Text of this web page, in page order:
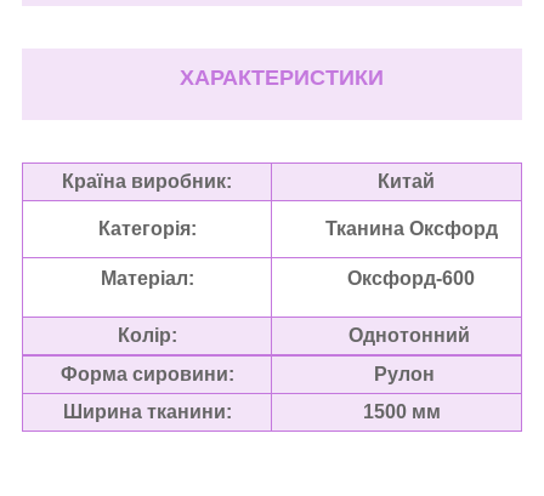
ХАРАКТЕРИСТИКИ
Країна виробник: Китай
Категорія: Тканина Оксфорд
Матеріал: Оксфорд-600
Колір:
Однотонний
Форма сировини:
Рулон
Ширина тканини: 1500 мм